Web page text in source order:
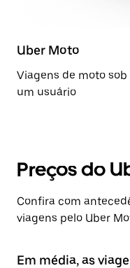
Uber Moto
Viagens de moto
um usuário
Preços do
Confira com
viagens pelo Uber
Em média, as